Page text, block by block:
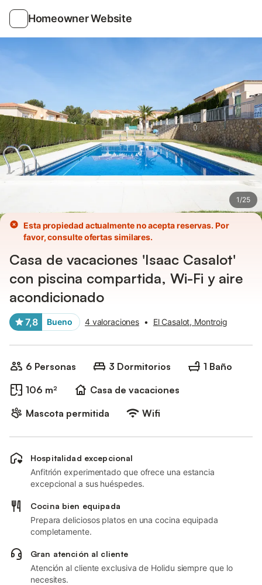
Homeowner Website
1/25
Fotos Servicios Valoraciones
Esta propiedad actualmente no acepta reservas. Por
favor, consulte ofertas similares.
Casa de vacaciones 'Isaac Casalot'
con piscina compartida, Wi-Fi y aire
acondicionado
7,8 Bueno 4 valoraciones • El Casalot, Montroig
6 Personas 3 Dormitorios
1 Baño
106 m²
Casa de vacaciones
Mascota permitida
Wifi
Hospitalidad excepcional
Anfitrión experimentado que ofrece una estancia
excepcional a sus huéspedes.
Cocina bien equipada
Prepara deliciosos platos en una cocina equipada
completamente.
Gran atención al cliente
Atención al cliente exclusiva de Holidu siempre que lo
necesites.